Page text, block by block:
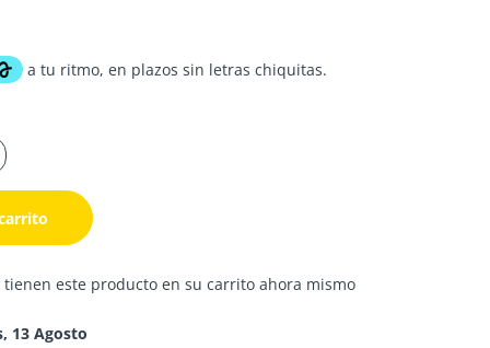
tienen este producto en su carrito ahora mismo
13 Agosto